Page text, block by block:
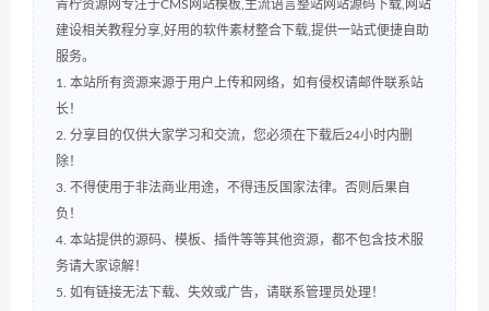
青柠资源网专注于CMS网站模板,主流语言整站网站源码下载,网站
建设相关教程分享,好用的软件素材整合下载,提供一站式便捷自助
服务。
1. 本站所有资源来源于用户上传和网络，如有侵权请邮件联系站
长！
2. 分享目的仅供大家学习和交流，您必须在下载后24小时内删
除！
3. 不得使用于非法商业用途，不得违反国家法律。否则后果自
负！
4. 本站提供的源码、模板、插件等等其他资源，都不包含技术服
务请大家谅解！
5. 如有链接无法下载、失效或广告，请联系管理员处理！